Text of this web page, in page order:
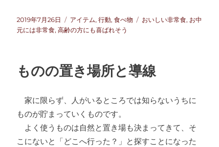
投
稿
2019年7月26日
カ
テ
アイテム,行動,食べ物
タ
おいしい非常食, お中
元には非常食,高齢の方にも喜ばれそう
ものの置き場所と導線
家に限らず、人がいるところでは知らないうちに
ものが貯まっていくものです。
よく使うものは自然と置き場も決まってきて、そ
こにないと「どこへ行った？」と探すことになった